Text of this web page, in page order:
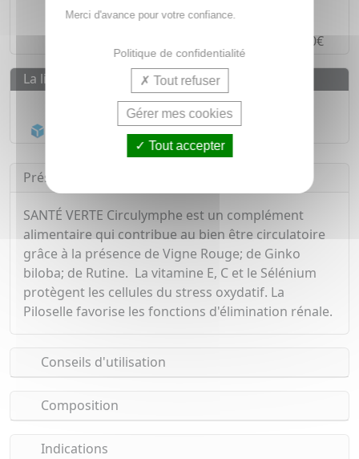
Paiement en ligneSÉCURISÉ
à partir de 30€
La livraison
Livraison gratuite dès55€
Acheminement Chronoposten 24h*
Présentation
SANTÉ VERTE Circulymphe est un complément
alimentaire qui contribue au bien être circulatoire
grâce à la présence de Vigne Rouge; de Ginko
biloba; de Rutine. La vitamine E, C et le Sélénium
protègent les cellules du stress oxydatif. La
Piloselle favorise les fonctions d'élimination rénale.
Conseils d'utilisation
Composition
Indications
Merci d'avance pour votre confiance.
Politique de confidentialité
Tout refuser
Gérer mes cookies
Tout accepter